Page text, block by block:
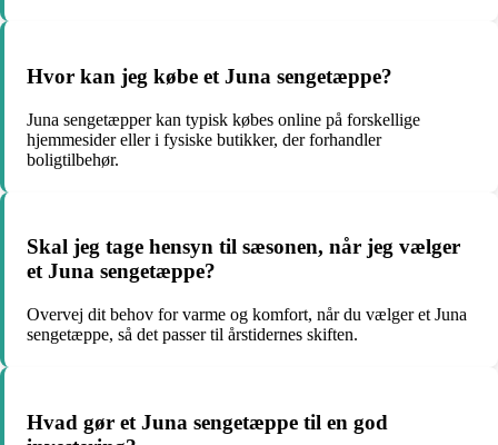
Hvor kan jeg købe et Juna sengetæppe?
Juna sengetæpper kan typisk købes online på forskellige
hjemmesider eller i fysiske butikker, der forhandler
boligtilbehør.
Skal jeg tage hensyn til sæsonen, når jeg vælger
et Juna sengetæppe?
Overvej dit behov for varme og komfort, når du vælger et Juna
sengetæppe, så det passer til årstidernes skiften.
Hvad gør et Juna sengetæppe til en god